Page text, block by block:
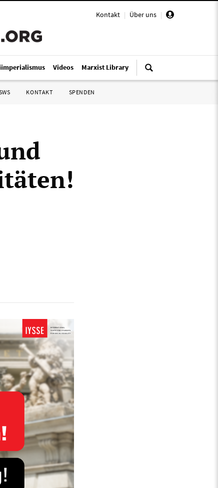
Kontakt | Über uns |
Videos Marxist Library
KONTAKT SPENDEN